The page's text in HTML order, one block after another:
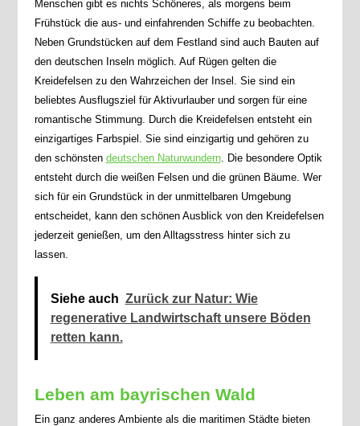
Menschen gibt es nichts Schöneres, als morgens beim
Frühstück die aus- und einfahrenden Schiffe zu beobachten.
Neben Grundstücken auf dem Festland sind auch Bauten auf
den deutschen Inseln möglich. Auf Rügen gelten die
Kreidefelsen zu den Wahrzeichen der Insel. Sie sind ein
beliebtes Ausflugsziel für Aktivurlauber und sorgen für eine
romantische Stimmung. Durch die Kreidefelsen entsteht ein
einzigartiges Farbspiel. Sie sind einzigartig und gehören zu
den schönsten deutschen Naturwundern. Die besondere Optik
entsteht durch die weißen Felsen und die grünen Bäume. Wer
sich für ein Grundstück in der unmittelbaren Umgebung
entscheidet, kann den schönen Ausblick von den Kreidefelsen
jederzeit genießen, um den Alltagsstress hinter sich zu
lassen.
Siehe auch Zurück zur Natur: Wie
regenerative Landwirtschaft unsere Böden
retten kann.
Leben am bayrischen Wald
Ein ganz anderes Ambiente als die maritimen Städte bieten